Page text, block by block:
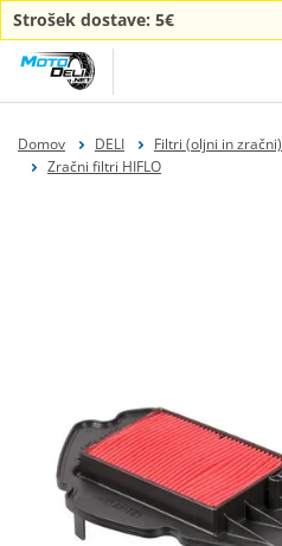
Strošek dostave: 5€
Domov DELI Filtri (oljni in zračni)
Zračni filtri HIFLO